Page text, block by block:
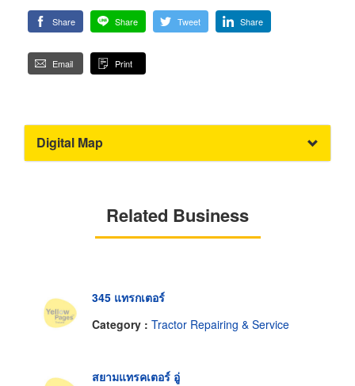
Share Share Tweet Share
Email Print
Digital Map
Related Business
345 แทรกเตอร์
Category : Tractor Repairing & Service
สยามแทรคเตอร์ อู่